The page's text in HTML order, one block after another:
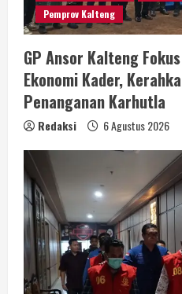
Pemprov Kalteng
GP Ansor Kalteng
Ekonomi Kader,
Penanganan Karhutla
Redaksi 6 Agustus 2026